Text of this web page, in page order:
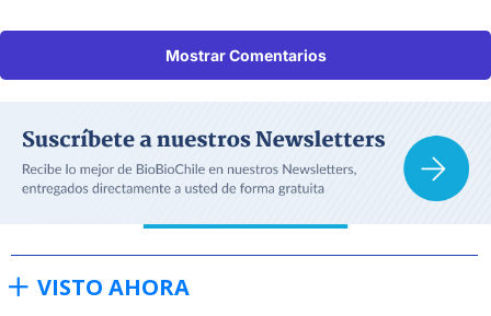
Mostrar Comentarios
VISTO AHORA